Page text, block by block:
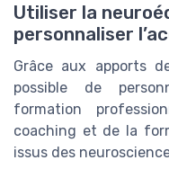
Utiliser la
personnaliser
Grâce aux apports
possible de
formation
coaching et de la
issus des